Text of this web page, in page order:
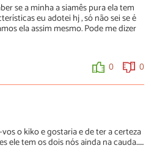
se a minha a siamês pura ela tem
eu adotei hj , só não sei se é
ela assim mesmo. Pode me dizer
0 0
o kiko e gostaria e de ter a certeza
ele tem os dois nós ainda na cauda......